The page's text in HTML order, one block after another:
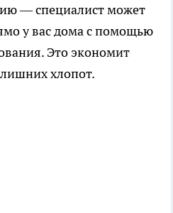
— специалист может
у вас дома с помощью
Это экономит
хлопот.